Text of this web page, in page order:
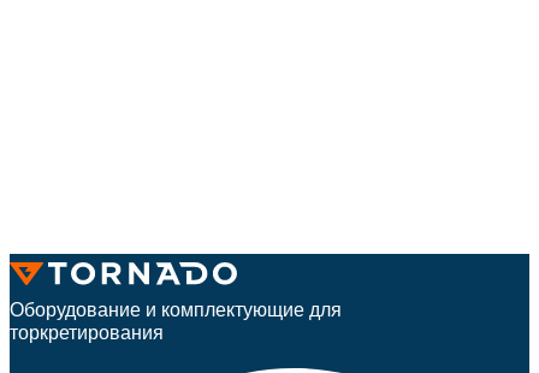
Оборудование и комплектующие для
торкретирования